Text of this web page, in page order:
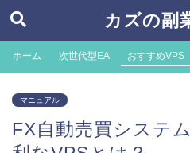
カズの副
ホーム 次世代型EA おすすめVPS
マニュアル
FX自動売買システ